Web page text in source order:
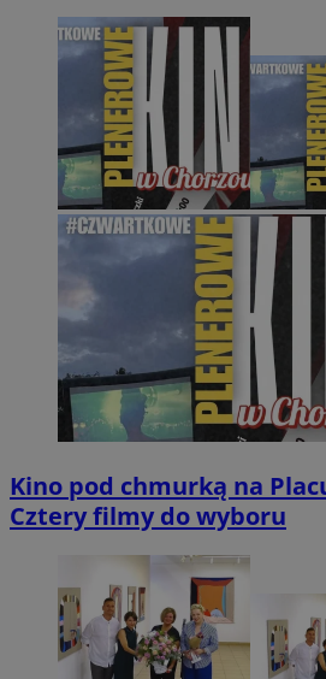
Kino pod chmurką na
Cztery filmy do wyboru